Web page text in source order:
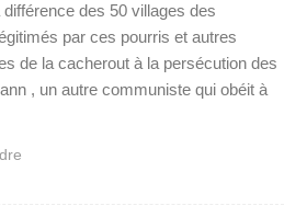
des 50 villages des
par ces pourris et autres
de la cacherout à la persécution des
, un autre communiste qui obéit à